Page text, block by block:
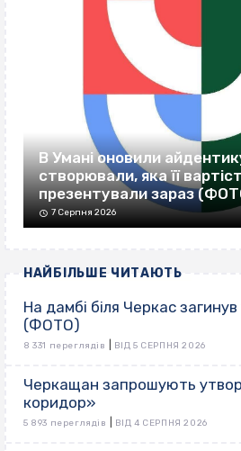
В Умані оновили
створювали, яка її
презентували зараз
7 Серпня 2026
НАЙБІЛЬШЕ ЧИТАЮТЬ
На дамбі біля Черкас
(ФОТО)
8 331 переглядів ВІД 5 СЕРПНЯ 2026
Черкащан запрошують
коридор»
5 893 переглядів ВІД 4 СЕРПНЯ 2026